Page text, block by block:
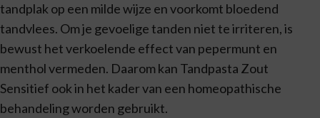
tandplak op een milde wijze en voorkomt bloedend
tandvlees. Om je gevoelige tanden niet te irriteren, is
bewust het verkoelende effect van pepermunt en
menthol vermeden. Daarom kan Tandpasta Zout
Sensitief ook in het kader van een homeopathische
behandeling worden gebruikt.